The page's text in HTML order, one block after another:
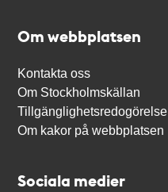
Om webbplatsen
Kontakta oss
Om Stockholmskällan
Tillgänglighetsredogörelse
Om kakor på webbplatsen
Sociala medier